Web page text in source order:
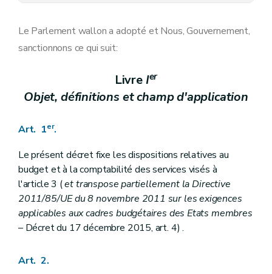
Chapitre IV Dispositions réglant l'absence ou l'insuffisance de crédits
Art. 13
Dispositions relatives à l'exécution du budget et à la comptabilité budgétaire
Dispositions générales
Art. 15
Chapitre II Dispositions relatives aux recettes budgétaires
Art. 19
Art. 20
Chapitre III Dispositions relatives aux dépenses budgétaires
Art. 21
Art. 22
Art. 23
Art. 24
Le Parlement wallon a adopté et Nous, Gouvernement,
sanctionnons ce qui suit:
LivreIer
Objet, définitions et champ d'application
Art. 1er.
Le présent décret fixe les dispositions relatives au
budget et à la comptabilité des services visés à
l'article 3 (et transpose partiellement la Directive
2011/85/UE du 8 novembre 2011 sur les exigences
applicables aux cadres budgétaires des Etats membres
– Décret du 17 décembre 2015, art. 4) .
Art. 2.